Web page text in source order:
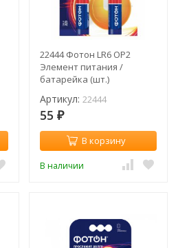
22444 Фотон LR6 OP2
Элемент питания /
батарейка (шт.)
Артикул: 22444
55 ₽
В корзину
В наличии